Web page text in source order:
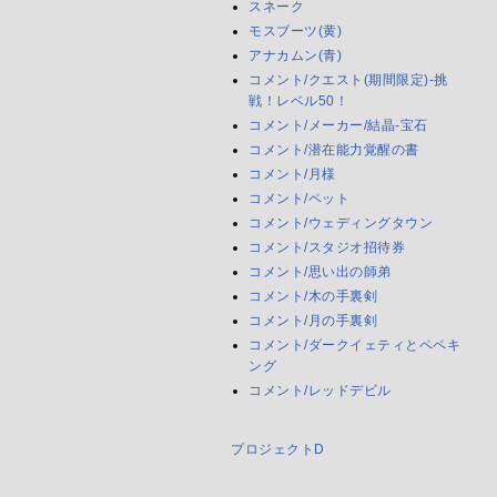
スネーク
モスブーツ(黄)
アナカムン(青)
コメント/クエスト(期間限定)-挑
戦！レベル50！
コメント/メーカー/結晶-宝石
コメント/潜在能力覚醒の書
コメント/月様
コメント/ペット
コメント/ウェディングタウン
コメント/スタジオ招待券
コメント/思い出の師弟
コメント/木の手裏剣
コメント/月の手裏剣
コメント/ダークイェティとペペキ
ング
コメント/レッドデビル
プロジェクトD